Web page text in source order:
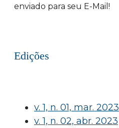
enviado para seu E-Mail!
Edições
v. 1, n. 01, mar. 2023
v. 1, n. 02, abr. 2023